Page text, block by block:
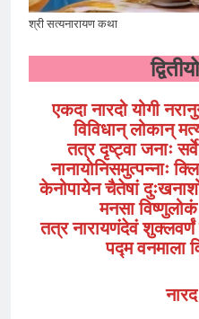
श्री सत्यनारायण कथा
एकदा नारदो योगी
विविधान् लोकान्
तत्र दृष्ट्वा जनाः
नानायोनिसमुत्पन्नाः
केनोपायेन चैतेषां
मनसा
तत्र नारायणंदेवं
पद्म वनमाला